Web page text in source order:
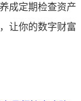
成定期检查资产
让你的数字财富